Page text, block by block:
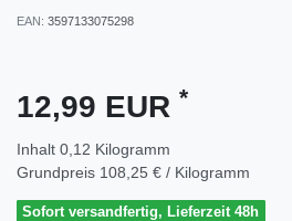
EAN: 3597133075298
12,99 EUR *
Inhalt 0,12 Kilogramm
Grundpreis 108,25 € / Kilogramm
Sofort versandfertig, Lieferzeit 48h